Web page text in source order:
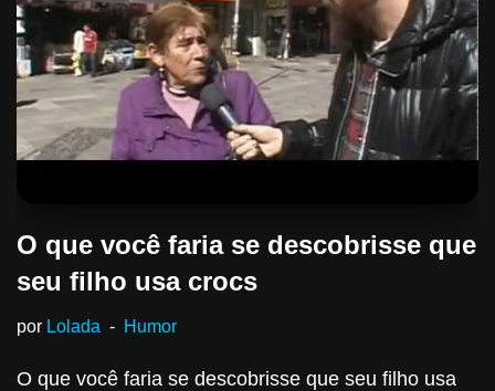
O que você faria se descobrisse que
seu filho usa crocs
por Lolada Humor
O que você faria se descobrisse que seu filho usa